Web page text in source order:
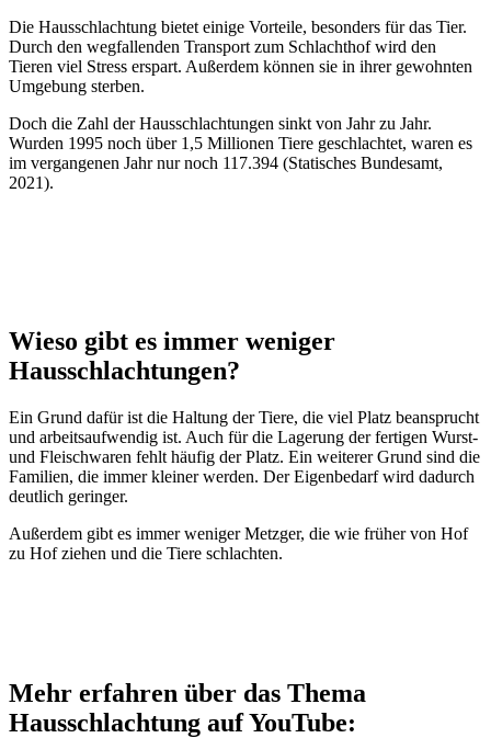
Die Hausschlachtung bietet einige Vorteile, besonders für das Tier.
Durch den wegfallenden Transport zum Schlachthof wird den
Tieren viel Stress erspart. Außerdem können sie in ihrer gewohnten
Umgebung sterben.
Doch die Zahl der Hausschlachtungen sinkt von Jahr zu Jahr.
Wurden 1995 noch über 1,5 Millionen Tiere geschlachtet, waren es
im vergangenen Jahr nur noch 117.394 (Statisches Bundesamt,
2021).
Wieso gibt es immer weniger
Hausschlachtungen?
Ein Grund dafür ist die Haltung der Tiere, die viel Platz beansprucht
und arbeitsaufwendig ist. Auch für die Lagerung der fertigen Wurst-
und Fleischwaren fehlt häufig der Platz. Ein weiterer Grund sind die
Familien, die immer kleiner werden. Der Eigenbedarf wird dadurch
deutlich geringer.
Außerdem gibt es immer weniger Metzger, die wie früher von Hof
zu Hof ziehen und die Tiere schlachten.
Mehr erfahren über das Thema
Hausschlachtung auf YouTube: